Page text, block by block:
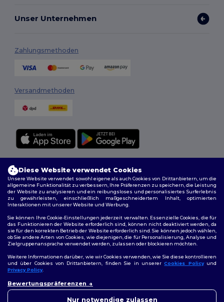
Unser Unternehmen
Zahlungsmethoden
Versandmethoden
2026. Alle Rechte vorbehalten
Datenschutzbestimmungen|Cookie-Richtlinie|Site Map
Diese Website verwendet Cookies
Unsere Website verwendet sowohl eigene als auch Cookies von Drittanbietern, um die
allgemeine Funktionalität zu verbessern, Ihre Präferenzen zu speichern, die Leistung
der Website zu analysieren und ein reibungsloses und personalisiertes Surferlebnis
zu gewährleisten, einschließlich maßgeschneidertem Inhalt, optimierten
Interaktionen mit unserer Website und Werbung.
Sie können Ihre Cookie-Einstellungen jederzeit verwalten. Essenzielle Cookies, die für
das Funktionieren der Website erforderlich sind, können nicht deaktiviert werden, da
sie für den korrekten Betrieb der Website erforderlich sind. Sie können jedoch wählen,
ob Sie andere Arten von Cookies, wie diejenigen, die für Personalisierung, Analyse und
Zielgruppenansprache verwendet werden, zulassen oder blockieren möchten.
Weitere Informationen darüber, wie wir Cookies verwenden, wie Sie diese kontrollieren
und über Cookies von Drittanbietern, finden Sie in unsererCookies Policyund
Privacy Policy.
Bewertungspräferenzen
Nur notwendige zulassen